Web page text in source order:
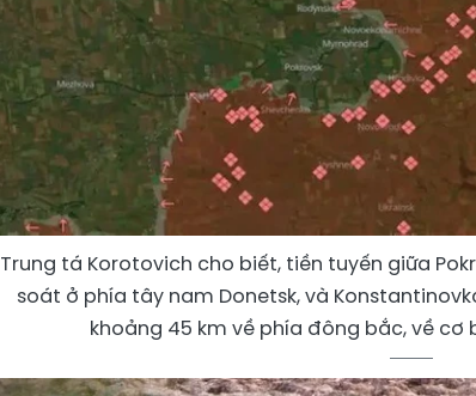
Trung tá Korotovich cho biết, tiền tuyến giữa
soát ở phía tây nam Donetsk, và
khoảng 45 km về phía đông bắc, về cơ